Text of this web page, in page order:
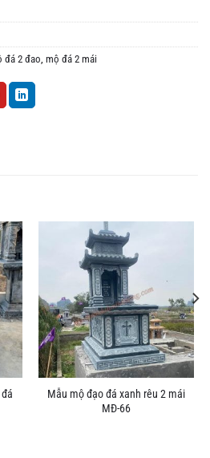
đá 2 đao, mộ đá 2 mái
Mẫu mộ đạo đá xanh rêu 2 mái
MĐ-66